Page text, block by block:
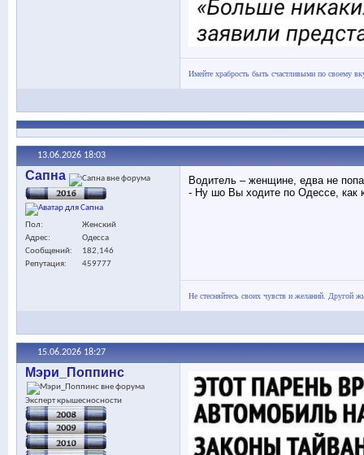
Имейте храбрость быть счастливыми по своему
13.06.2026 18:03
Сапна
Пол
Женский
Адрес
Одесса
Сообщений
182,146
Репутация
459777
Водитель – женщине, едва не
- Ну шо Вы ходите по Одессе, как
Не стесняйтесь своих чувств и желаний. Другой
15.06.2026 18:27
Мэри_Поппинс
Эксперт крышесносности